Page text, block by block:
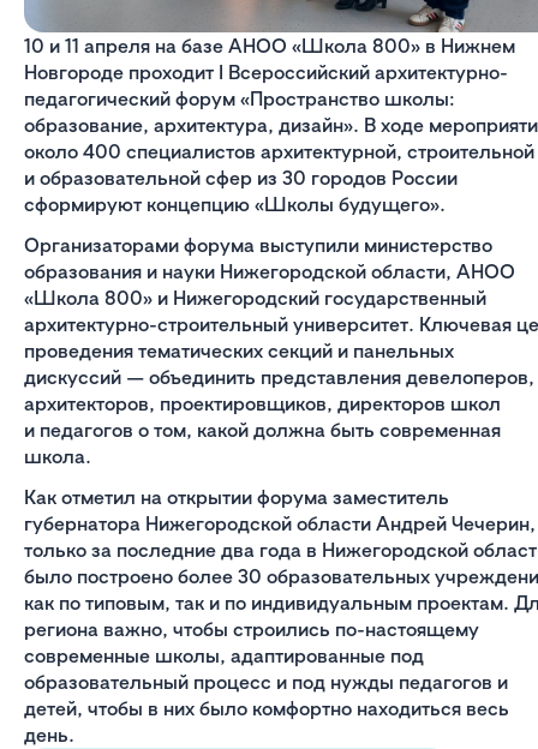
10 и 11 апреля на базе АНОО «Школа 800» в Нижнем
Новгороде проходит I Всероссийский архитектурно-
педагогический форум «Пространство школы:
образование, архитектура, дизайн». В ходе
около 400 специалистов архитектурной, строительной
и образовательной сфер из 30 городов России
сформируют концепцию «Школы будущего».
Организаторами форума выступили министерство
образования и науки Нижегородской области, АНОО
«Школа 800» и Нижегородский государственный
архитектурно-строительный университет. Ключевая
проведения тематических секций и панельных
дискуссий — объединить представления девелоперов,
архитекторов, проектировщиков, директоров школ
и педагогов о том, какой должна быть современная
школа.
Как отметил на открытии форума заместитель
губернатора Нижегородской области Андрей Чечерин,
только за последние два года в Нижегородской
было построено более 30 образовательных
как по типовым, так и по индивидуальным проектам.
региона важно, чтобы строились по-настоящему
современные школы, адаптированные под
образовательный процесс и под нужды педагогов и
детей, чтобы в них было комфортно находиться весь
день.